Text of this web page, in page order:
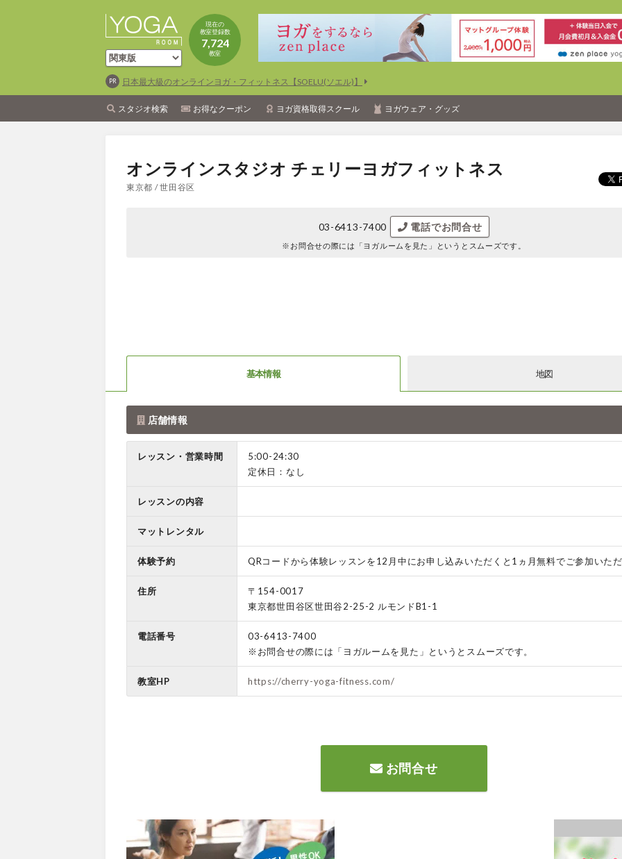
現在の
教室登録数
7,724
教室
日本最大級のオンラインヨガ・フィットネス【SOELU(ソエル)】
スタジオ検索 お得なクーポン ヨガ資格取得スクール ヨガウェア・グッズ
オンラインスタジオ チェリーヨガフィットネス
東京都 / 世田谷区
03-6413-7400 電話でお問合せ
※お問合せの際には 「ヨガルームを見た」というとスムーズです。
基本情報 地図
店舗情報
レッスン・営業時間
5:00-24:30
定休日：なし
レッスンの内容
マットレンタル
体験予約 QRコードから体験レッスンを12月中にお申し込みいただくと1ヵ月無料でご参加いただ
住所
〒154-0017
東京都世田谷区世田谷2-25-2 ルモンドB1-1
電話番号
03-6413-7400
※お問合せの際には「ヨガルームを見た」というとスムーズです。
教室HP https://cherry-yoga-fitness.com/
お問合せ